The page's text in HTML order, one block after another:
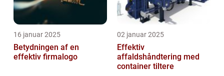
16 januar 2025
Betydningen af en
effektiv firmalogo
02 januar 2025
Effektiv
affaldshåndtering med
container tiltere